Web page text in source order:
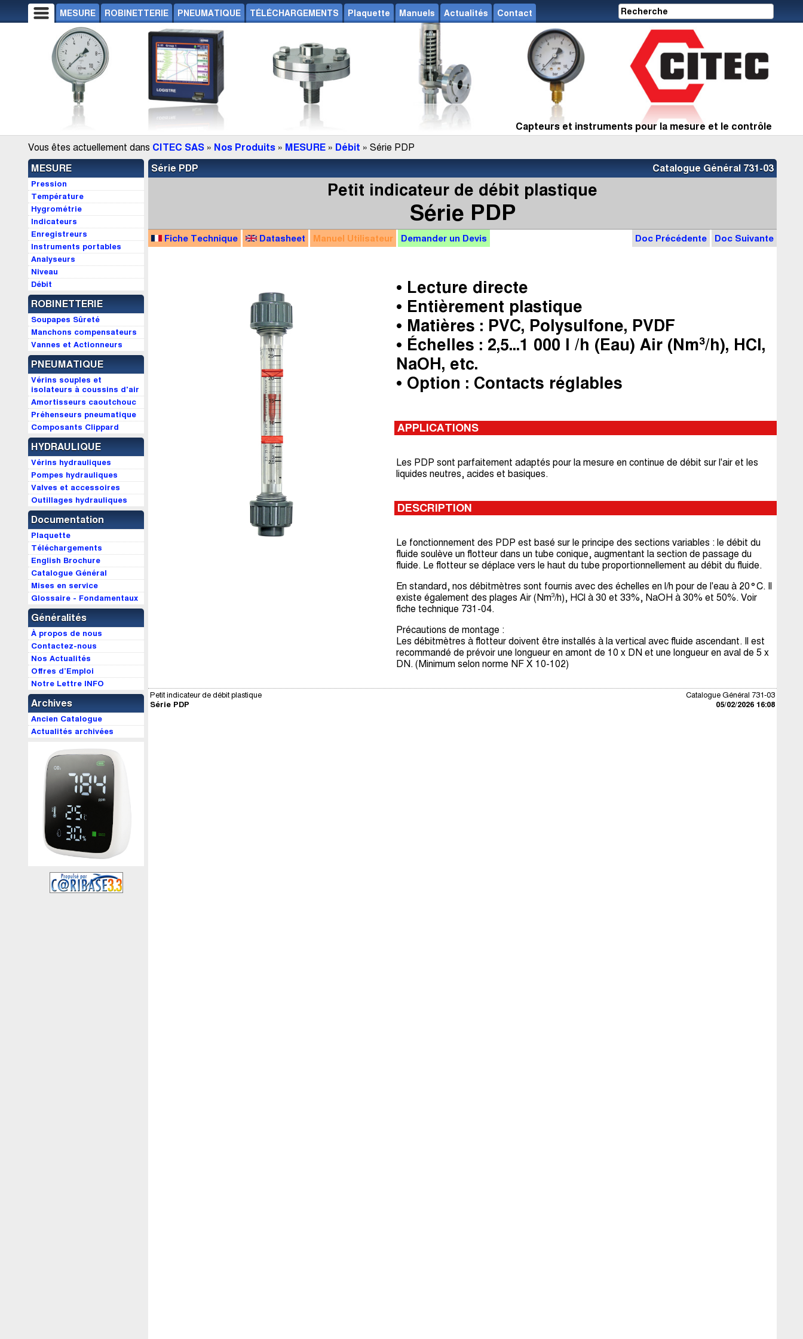
MESURE ROBINETTERIE PNEUMATIQUE TÉLÉCHARGEMENTS Plaquette Manuels Actualités Contact
Capteurs et instruments pour la mesure et le contrôle
Vous êtes actuellement dans CITEC SAS » Nos Produits » MESURE » Débit » Série PDP
MESURE
Pression
Température
Hygrométrie
Indicateurs
Enregistreurs
Instruments portables
Analyseurs
Niveau
Débit
ROBINETTERIE
Soupapes Sûreté
Manchons compensateurs
Vannes et Actionneurs
PNEUMATIQUE
Vérins souples et
isolateurs à coussins d'air
Amortisseurs caoutchouc
Préhenseurs pneumatique
Composants Clippard
HYDRAULIQUE
Vérins hydrauliques
Pompes hydrauliques
Valves et accessoires
Outillages hydrauliques
Documentation
Plaquette
Téléchargements
English Brochure
Catalogue Général
Mises en service
Glossaire - Fondamentaux
Généralités
À propos de nous
Contactez-nous
Nos Actualités
Offres d’Emploi
Notre Lettre INFO
Archives
Ancien Catalogue
Actualités archivées
Catalogue Général 731-03
Série PDP
Petit indicateur de débit plastique
Série PDP
Doc Précédente Doc Suivante
Fiche Technique Datasheet Manuel Utilisateur Demander un Devis
• Lecture directe
• Entièrement plastique
• Matières : PVC, Polysulfone, PVDF
• Échelles : 2,5...1 000 l /h (Eau) Air (Nm³/h), HCl,
NaOH, etc.
• Option : Contacts réglables
APPLICATIONS
Les PDP sont parfaitement adaptés pour la mesure en continue de débit sur l'air et les
liquides neutres, acides et basiques.
DESCRIPTION
Le fonctionnement des PDP est basé sur le principe des sections variables : le débit du
fluide soulève un flotteur dans un tube conique, augmentant la section de passage du
fluide. Le flotteur se déplace vers le haut du tube proportionnellement au débit du fluide.
En standard, nos débitmètres sont fournis avec des échelles en l/h pour de l'eau à 20°C. Il
existe également des plages Air (Nm³/h), HCl à 30 et 33%, NaOH à 30% et 50%. Voir
fiche technique 731-04.
Précautions de montage :
Les débitmètres à flotteur doivent être installés à la vertical avec fluide ascendant. Il est
recommandé de prévoir une longueur en amont de 10 x DN et une longueur en aval de 5 x
DN. (Minimum selon norme NF X 10-102)
Catalogue Général 731-03
05/02/2026 16:08
Petit indicateur de débit plastique
Série PDP